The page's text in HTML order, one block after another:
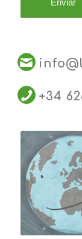
+34